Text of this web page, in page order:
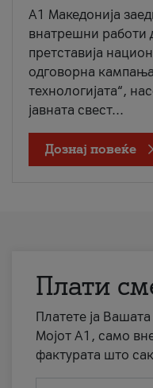
A1 Македонија
внатрешни работи
претставија
одговорна
технологијата“,
јавната свест...
Дознај повеќе
Плати
Платете ја
Мојот А1, само
фактурата што